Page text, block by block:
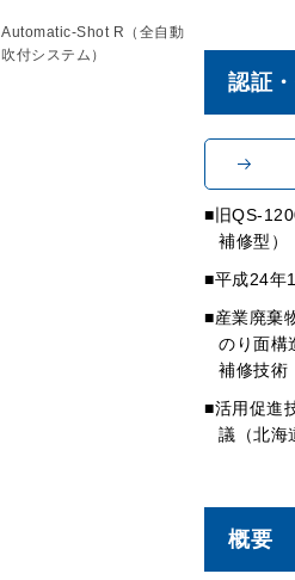
Automatic-Shot R（全自動
吹付システム）
認証
旧QS-
補修型）
平成24年
産業廃棄
のり面構
補修技術
活用促進
議（北海
概要